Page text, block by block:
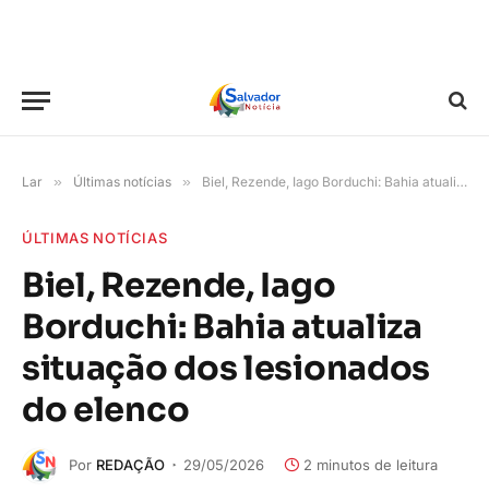
Lar » Últimas notícias » Biel, Rezende, Iago Borduchi: Bahia atualiza situação dos lesionados do elenco
ÚLTIMAS NOTÍCIAS
Biel, Rezende, Iago
Borduchi: Bahia atualiza
situação dos lesionados
do elenco
Por REDAÇÃO 29/05/2026 2 minutos de leitura